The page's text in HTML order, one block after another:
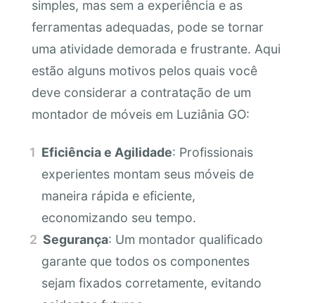
simples, mas sem a experiência e as
ferramentas adequadas, pode se tornar
uma atividade demorada e frustrante. Aqui
estão alguns motivos pelos quais você
deve considerar a contratação de um
montador de móveis em Luziânia GO:
Eficiência e Agilidade: Profissionais
experientes montam seus móveis de
maneira rápida e eficiente,
economizando seu tempo.
Segurança: Um montador qualificado
garante que todos os componentes
sejam fixados corretamente, evitando